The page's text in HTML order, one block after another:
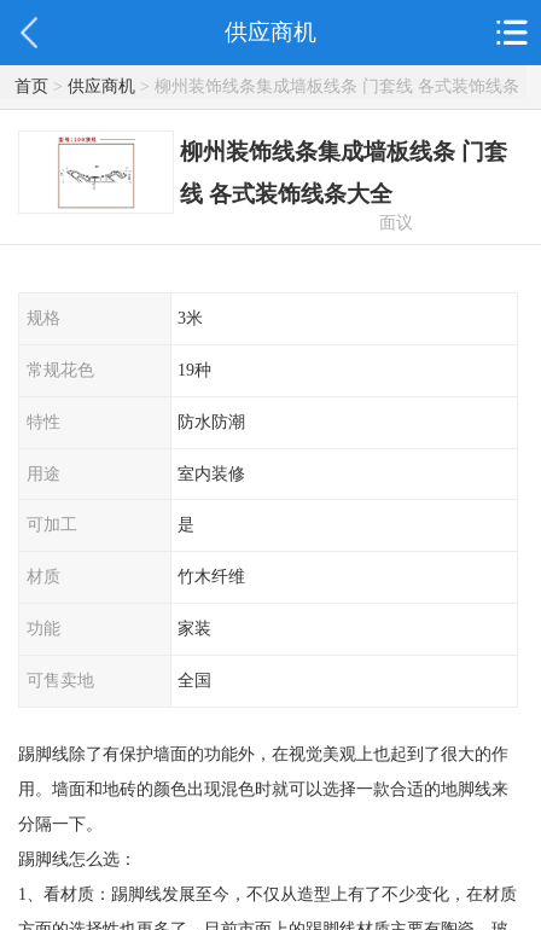
供应商机
首页> 供应商机> 柳州装饰线条集成墙板线条 门套线 各式装饰线条
大全
柳州装饰线条集成墙板线条 门套
线 各式装饰线条大全
面议
规格 3米
常规花色 19种
特性 防水防潮
用途 室内装修
可加工 是
材质 竹木纤维
功能 家装
可售卖地 全国
踢脚线除了有保护墙面的功能外，在视觉美观上也起到了很大的作
用。墙面和地砖的颜色出现混色时就可以选择一款合适的地脚线来
分隔一下。
踢脚线怎么选：
1、看材质：踢脚线发展至今，不仅从造型上有了不少变化，在材质